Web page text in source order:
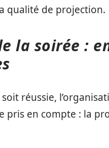
qualité de projection.
la soirée :
réussie,
en compte : la